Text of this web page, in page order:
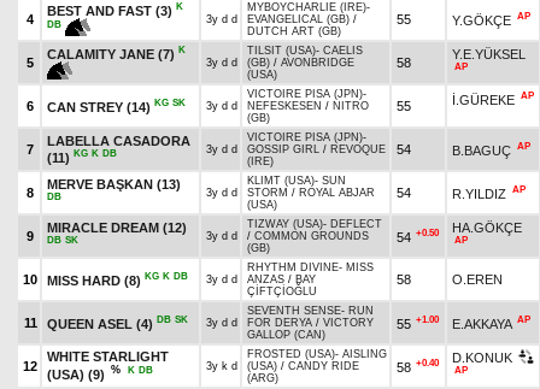
4
BEST AND FAST (3) K
DB
3y d d
MYBOYCHARLIE (IRE)-
EVANGELICAL (GB) /
DUTCH ART (GB)
55 Y.GÖKÇE AP
5
CALAMITY JANE (7) K
3y d d
TILSIT (USA)- CAELIS
(GB) / AVONBRIDGE
(USA)
58
Y.E.YÜKSEL
AP
6 CAN STREY (14) KG SK 3y d d
VICTOIRE PISA (JPN)-
NEFESKESEN / NITRO
(GB)
55 İ.GÜREKE AP
7
LABELLA CASADORA
(11) KG K DB 3y d d
VICTOIRE PISA (JPN)-
GOSSIP GIRL / REVOQUE
(IRE)
54 B.BAGUÇ AP
8
MERVE BAŞKAN (13)
DB 3y d d
KLIMT (USA)- SUN
STORM / ROYAL ABJAR
(USA)
54 R.YILDIZ AP
9
MIRACLE DREAM (12)
DB SK 3y d d
TIZWAY (USA)- DEFLECT
/ COMMON GROUNDS
(GB)
54 +0.50 HA.GÖKÇE
AP
10 MISS HARD (8) KG K DB 3y d d
RHYTHM DIVINE- MISS
ANZAS / BAY
ÇİFTÇİOĞLU
58 O.EREN
11 QUEEN ASEL (4) DB SK 3y d d
SEVENTH SENSE- RUN
FOR DERYA / VICTORY
GALLOP (CAN)
55 +1.00 E.AKKAYA AP
12
WHITE STARLIGHT
(USA) (9) % K DB 3y k d
FROSTED (USA)- AISLING
(USA) / CANDY RIDE
(ARG)
58 +0.40 D.KONUK
AP